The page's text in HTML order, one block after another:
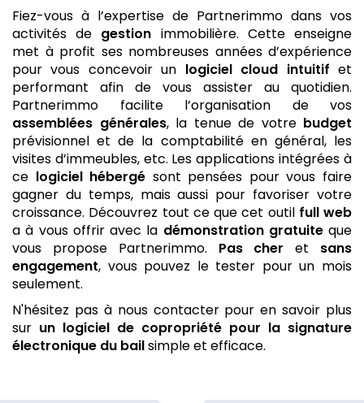
Fiez-vous à l’expertise de Partnerimmo dans vos
activités de gestion immobilière. Cette enseigne
met à profit ses nombreuses années d’expérience
pour vous concevoir un logiciel cloud intuitif et
performant afin de vous assister au quotidien.
Partnerimmo facilite l’organisation de vos
assemblées générales, la tenue de votre budget
prévisionnel et de la comptabilité en général, les
visites d’immeubles, etc. Les applications intégrées à
ce logiciel hébergé sont pensées pour vous faire
gagner du temps, mais aussi pour favoriser votre
croissance. Découvrez tout ce que cet outil full web
a à vous offrir avec la démonstration gratuiteque
vous propose Partnerimmo. Pas cher et sans
engagement, vous pouvez le tester pour un mois
seulement.
N'hésitez pas à nous contacter pour en savoir plus
sur un logiciel de copropriété pour la signature
électronique du bailsimple et efficace.